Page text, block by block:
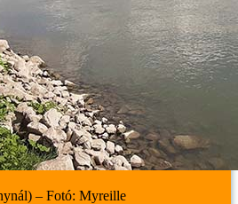
– Fotó: Myreille